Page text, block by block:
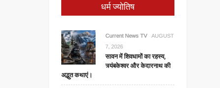
धर्म ज्योतिष
Current News TV
AUGUST
7, 2026
सावन में शिवधामों का रहस्य,
त्र्यंबकेश्वर और केदारनाथ की
अद्भुत कथाएं।